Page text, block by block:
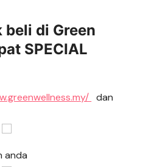
beli di Green
SPECIAL
dan
anda